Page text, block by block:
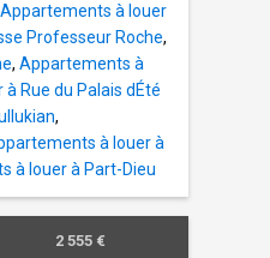
Appartements à louer
Professeur Roche,
, Appartements à
Rue du Palais dÉté
,
à louer à
à louer à Part-Dieu
2 555 €